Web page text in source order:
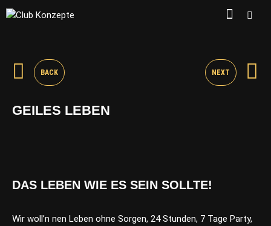
BACK NEXT
GEILES LEBEN
DAS LEBEN WIE ES SEIN SOLLTE!
Wir woll’n nen Leben ohne Sorgen, 24 Stunden, 7 Tage Party,